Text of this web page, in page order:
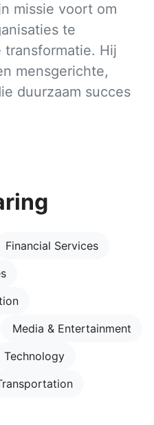
missie voort om
te
Hij
mensgerichte,
duurzaam succes
Financial Services
Media & Entertainment
Technology